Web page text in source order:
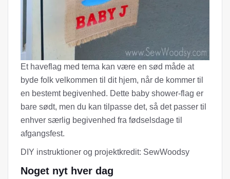
Et haveflag med tema kan være en sød måde at
byde folk velkommen til dit hjem, når de kommer til
en bestemt begivenhed. Dette baby shower-flag er
bare sødt, men du kan tilpasse det, så det passer til
enhver særlig begivenhed fra fødselsdage til
afgangsfest.
DIY instruktioner og projektkredit: SewWoodsy
Noget nyt hver dag